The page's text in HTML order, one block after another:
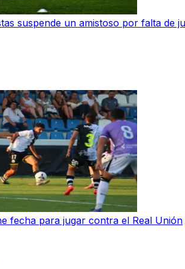
suspende un amistoso por falta de
fecha para jugar contra el Real Unión